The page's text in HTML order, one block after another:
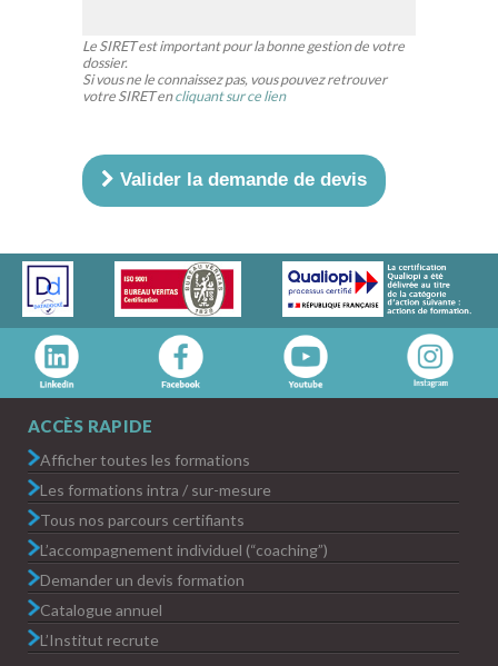
Le SIRET est important pour la bonne gestion de votre
dossier.
Si vous ne le connaissez pas, vous pouvez retrouver
votre SIRET encliquant sur ce lien
Valider la demande de devis
ACCÈS RAPIDE
Afficher toutes les formations
Les formations intra / sur-mesure
Tous nos parcours certifiants
L’accompagnement individuel (“coaching”)
Demander un devis formation
Catalogue annuel
L’Institut recrute